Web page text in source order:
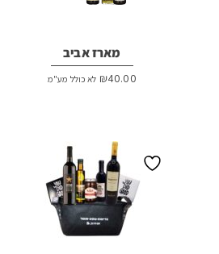
מארז אביב
₪40.00 לא כולל מע"מ